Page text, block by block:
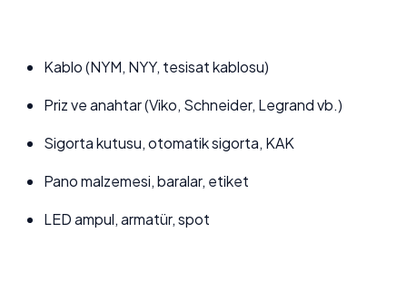
Kablo (NYM, NYY, tesisat kablosu)
Priz ve anahtar (Viko, Schneider, Legrand vb.)
Sigorta kutusu, otomatik sigorta, KAK
Pano malzemesi, baralar, etiket
LED ampul, armatür, spot